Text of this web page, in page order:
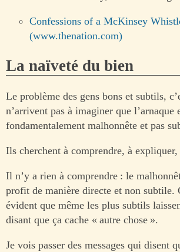
Confessions of a McKinsey
(www.thenation.com)
La naïveté du bien
Le problème des gens bons et subtils,
n’arrivent pas à imaginer que l’arnaque
fondamentalement malhonnête et pas
Ils cherchent à comprendre, à
Il n’y a rien à comprendre : le
profit de manière directe et non subtile.
évident que même les plus subtils
disant que ça cache « autre chose ».
Je vois passer des messages qui disent